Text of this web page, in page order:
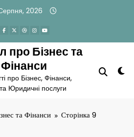
2026
про Бізнес та
Фінанси
про Бізнес, Фінанси,
та Юридичні послуги
Бізнес та Фінанси
та Фінанси Сторінка 9